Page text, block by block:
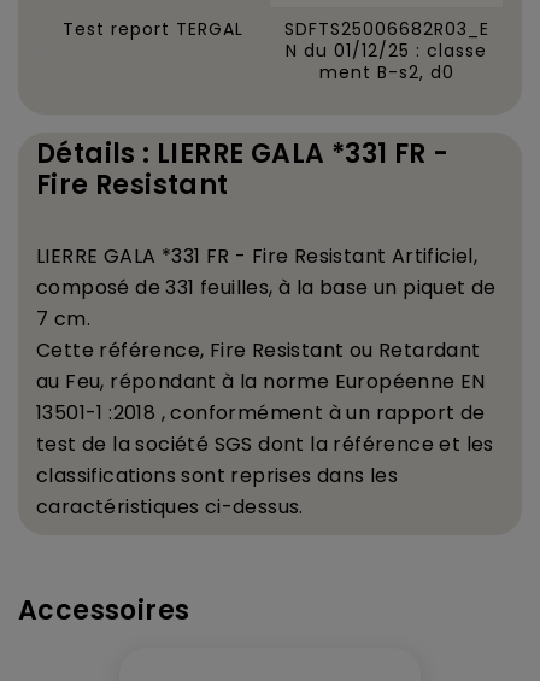
Test report TERGAL
SDFTS25006682R03_E
N du 01/12/25 : classe
ment B-s2, d0
Détails : LIERRE GALA *331 FR -
Fire Resistant
LIERRE GALA *331 FR - Fire Resistant Artificiel,
composé de 331 feuilles,à la base un piquet de
7 cm.
Cette référence, Fire Resistant ou Retardant
au Feu, répondantà la norme Européenne EN
13501-1 :2018 , conformément à un rapport de
test de la société SGS dont la référence et les
classifications sont reprises dans les
caractéristiques ci-dessus.
Accessoires